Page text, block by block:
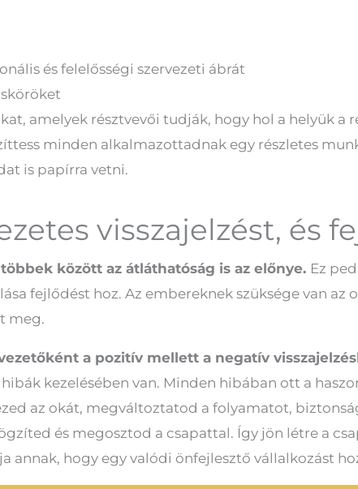
és felelősségi szervezeti ábrát
amelyek résztvevői tudják, hogy hol a helyük a
minden alkalmazottadnak egy részletes
is papírra vetni.
visszajelzést, és
között az átláthatóság is az előnye. Ez
fejlődést hoz. Az embereknek szüksége van az
meg.
a pozitív mellett a negatív
kezelésében van. Minden hibában ott a
az okát, megváltoztatod a folyamatot,
és megosztod a csapattal. Így jön létre a
annak, hogy egy valódi önfejlesztő vállalkozást